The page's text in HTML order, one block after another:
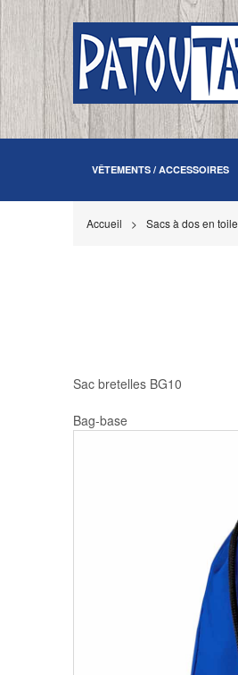
VÊTEMENTS / ACCESSOIRES
Accueil Sacs à dos en toile
Sac bretelles BG10
Bag-base